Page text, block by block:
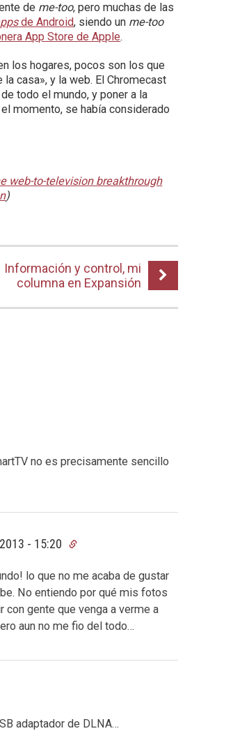
de me-too, pero muchas de las
de Android, siendo un me-too
App Store de Apple.
los hogares, pocos son los que
casa», y la web. El Chromecast
todo el mundo, y poner a la
momento, se había considerado
web-to-television breakthrough
)
Información y control, mi
columna en Expansión
no es precisamente sencillo
- 15:20
lo que no me acaba de gustar
No entiendo por qué mis fotos
gente que venga a verme a
aun no me fio del todo…
adaptador de DLNA…